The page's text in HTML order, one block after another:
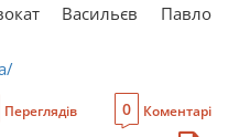
Васильєв Павло
Переглядів 0 Коментарі